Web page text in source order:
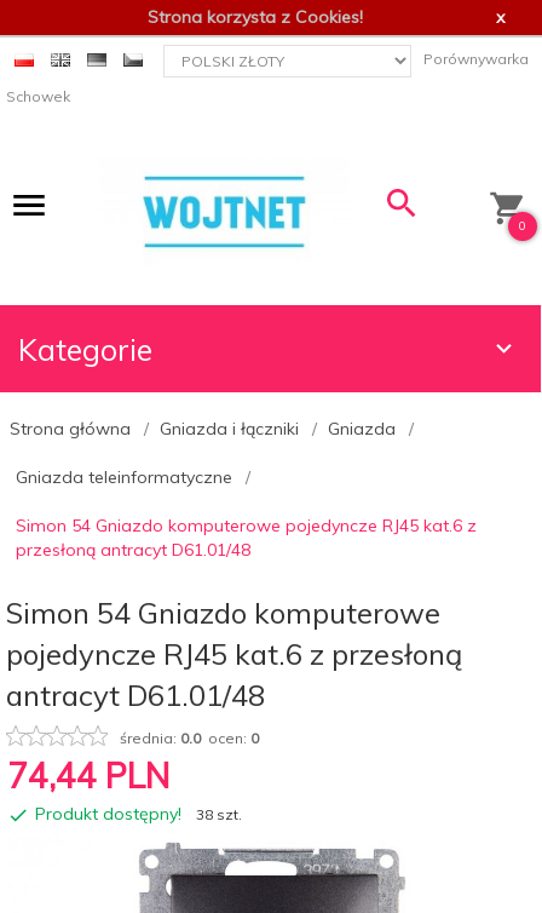
Strona korzysta z Cookies! x
currency_h Porównywarka
Schowek
0
Kategorie
Strona główna Gniazda i łączniki Gniazda
Gniazda teleinformatyczne
Simon 54 Gniazdo komputerowe pojedyncze RJ45 kat.6 z
przesłoną antracyt D61.01/48
Simon 54 Gniazdo komputerowe
pojedyncze RJ45 kat.6 z przesłoną
antracyt D61.01/48
średnia: 0.0ocen: 0
74,44 PLN
Produkt dostępny! 38 szt.